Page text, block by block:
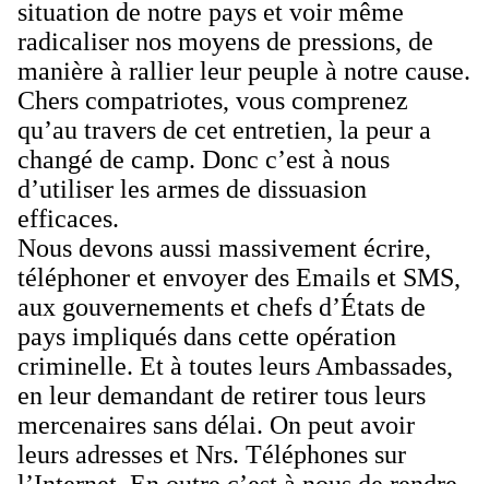
situation de notre pays et voir même
radicaliser nos moyens de pressions, de
manière à rallier leur peuple à notre cause.
Chers compatriotes, vous comprenez
qu’au travers de cet entretien, la peur a
changé de camp. Donc c’est à nous
d’utiliser les armes de dissuasion
efficaces.
Nous devons aussi massivement écrire,
téléphoner et envoyer des Emails et SMS,
aux gouvernements et chefs d’États de
pays impliqués dans cette opération
criminelle. Et à toutes leurs Ambassades,
en leur demandant de retirer tous leurs
mercenaires sans délai. On peut avoir
leurs adresses et Nrs. Téléphones sur